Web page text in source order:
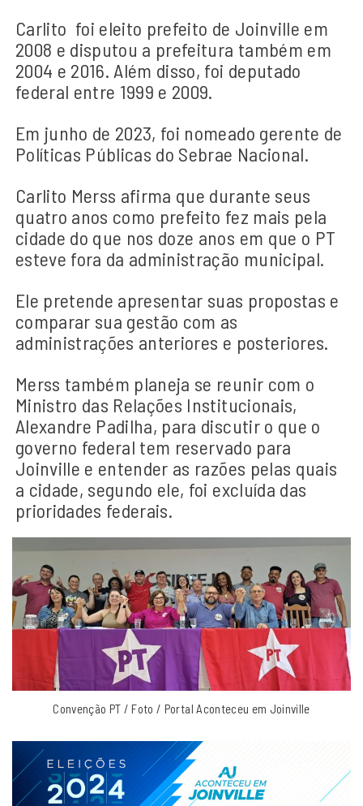
Carlito foi eleito prefeito de Joinville em
2008 e disputou a prefeitura também em
2004 e 2016. Além disso, foi deputado
federal entre 1999 e 2009.
Em junho de 2023, foi nomeado gerente de
Políticas Públicas do Sebrae Nacional.
Carlito Merss afirma que durante seus
quatro anos como prefeito fez mais pela
cidade do que nos doze anos em que o PT
esteve fora da administração municipal.
Ele pretende apresentar suas propostas e
comparar sua gestão com as
administrações anteriores e posteriores.
Merss também planeja se reunir com o
Ministro das Relações Institucionais,
Alexandre Padilha, para discutir o que o
governo federal tem reservado para
Joinville e entender as razões pelas quais
a cidade, segundo ele, foi excluída das
prioridades federais.
Convenção PT / Foto / Portal Aconteceu em Joinville